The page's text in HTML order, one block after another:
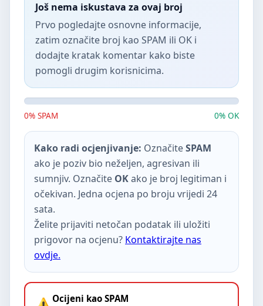
Još nema iskustava za ovaj broj
Prvo pogledajte osnovne informacije,
zatim označite broj kao SPAM ili OK i
dodajte kratak komentar kako biste
pomogli drugim korisnicima.
0% SPAM 0% OK
Kako radi ocjenjivanje: OznačiteSPAM
ako je poziv bio neželjen, agresivan ili
sumnjiv. Označite OKako je broj legitiman i
očekivan. Jedna ocjena po broju vrijedi 24
sata.
Želite prijaviti netočan podatak ili uložiti
prigovor na ocjenu? Kontaktirajte nas
ovdje.
Ocijeni kao SPAM